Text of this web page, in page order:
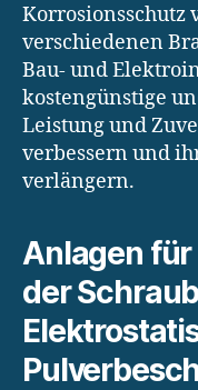
Korrosionsschutz
verschiedenen
Bau- und
kostengünstige
Leistung und
verbessern und
verlängern.
Anlagen
der